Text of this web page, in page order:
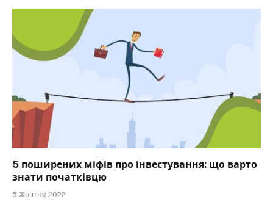
5 поширених міфів про інвестування: що варто
знати початківцю
5 Жовтня 2022